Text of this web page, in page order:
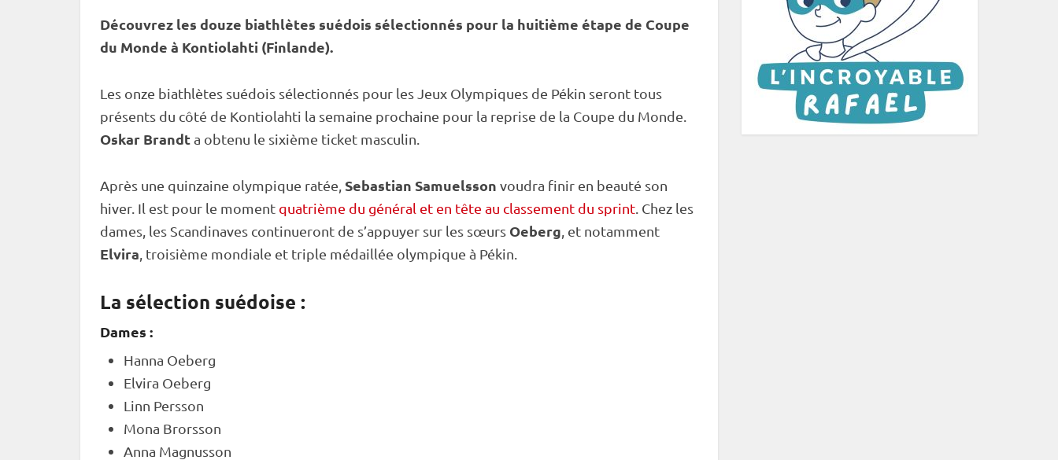
Découvrez les douze biathlètes suédois sélectionnés pour la huitième étape de Coupe
du Monde à Kontiolahti (Finlande).
Les onze biathlètes suédois sélectionnés pour les Jeux Olympiques de Pékin seront tous
présents du côté de Kontiolahti la semaine prochaine pour la reprise de la Coupe du Monde
Oskar Brandta obtenu le sixième ticket masculin.
Après une quinzaine olympique ratée, Sebastian Samuelsson voudra finir en beauté son
hiver. Il est pour le moment quatrième du général et en tête au classement du sprint . Chez les
dames, les Scandinaves continueront de s’appuyer sur les sœurs Oeberg , et notamment
Elvira , troisième mondiale et triple médaillée olympique à Pékin.
La sélection suédoise :
Dames :
Hanna Oeberg
Elvira Oeberg
Linn Persson
Mona Brorsson
Anna Magnusson